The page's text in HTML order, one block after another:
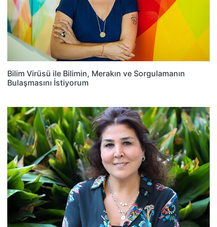
Bilim Virüsü ile Bilimin, Merakın ve Sorgulamanın
Bulaşmasını İstiyorum